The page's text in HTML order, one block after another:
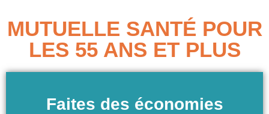
contenu
MUTUELLE SANTÉ POUR
LES 55 ANS ET PLUS
Faites des économies